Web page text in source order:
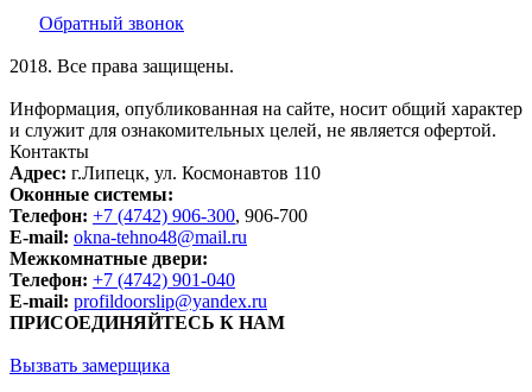
Обратный звонок
2018. Все права защищены.
Информация, опубликованная на сайте, носит общий характер
и служит для ознакомительных целей, не является офертой.
Контакты
Адрес: г.Липецк, ул. Космонавтов 110
Оконные системы:
Телефон: +7 (4742) 906-300, 906-700
E-mail: okna-tehno48@mail.ru
Межкомнатные двери:
Телефон: +7 (4742) 901-040
E-mail: profildoorslip@yandex.ru
ПРИСОЕДИНЯЙТЕСЬ К НАМ
Вызвать замерщика